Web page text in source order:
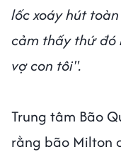
lốc xoáy hút
cảm thấy thứ đó
vợ con tôi".
Trung tâm Bão
rằng bão Milton